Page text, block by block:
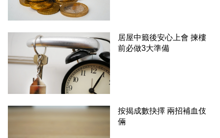
居屋中籤後安心上會 揀樓
前必做3大準備
按揭成數抉擇 兩招補血伎
倆